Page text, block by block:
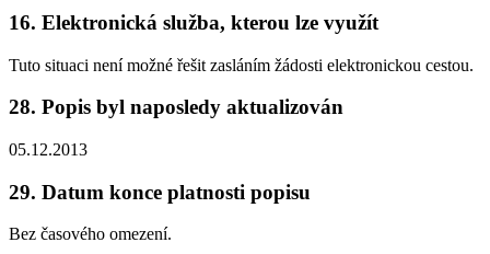
16. Elektronická služba, kterou lze využít
Tuto situaci není možné řešit zasláním žádosti elektronickou cestou.
28. Popis byl naposledy aktualizován
05.12.2013
29. Datum konce platnosti popisu
Bez časového omezení.